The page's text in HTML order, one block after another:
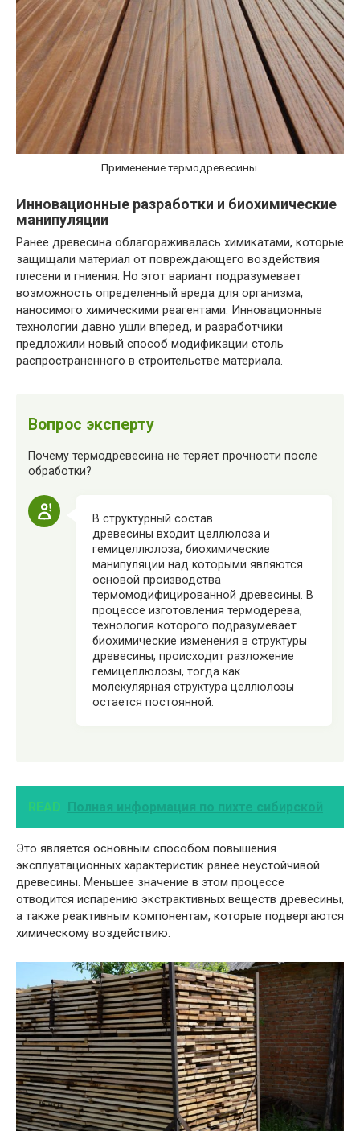
Применение термодревесины.
Инновационные разработки и биохимические
манипуляции
Ранее древесина облагораживалась химикатами, которые
защищали материал от повреждающего воздействия
плесени и гниения. Но этот вариант подразумевает
возможность определенный вреда для организма,
наносимого химическими реагентами. Инновационные
технологии давно ушли вперед, и разработчики
предложили новый способ модификации столь
распространенного в строительстве материала.
Вопрос эксперту
Почему термодревесина не теряет прочности после
обработки?
В структурный состав
древесины входит целлюлоза и
гемицеллюлоза, биохимические
манипуляции над которыми являются
основой производства
термомодифицированной древесины. В
процессе изготовления термодерева,
технология которого подразумевает
биохимические изменения в структуры
древесины, происходит разложение
гемицеллюлозы, тогда как
молекулярная структура целлюлозы
остается постоянной.
READ Полная информация по пихте сибирской
Это является основным способом повышения
эксплуатационных характеристик ранее неустойчивой
древесины. Меньшее значение в этом процессе
отводится испарению экстрактивных веществ древесины,
а также реактивным компонентам, которые подвергаются
химическому воздействию.